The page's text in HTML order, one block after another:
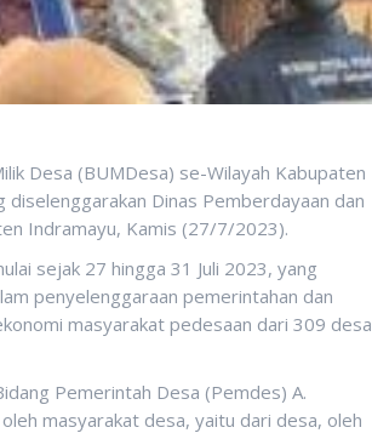
Desa (BUMDesa) se-Wilayah Kabupaten
diselenggarakan Dinas Pemberdayaan dan
Indramayu, Kamis (27/7/2023).
sejak 27 hingga 31 Juli 2023, yang
penyelenggaraan pemerintahan dan
masyarakat pedesaan dari 309 desa
Pemerintah Desa (Pemdes) A.
masyarakat desa, yaitu dari desa, oleh